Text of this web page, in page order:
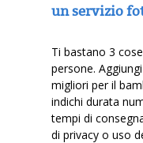
un servizio
Ti bastano 3
persone.
migliori per il
indichi durata
tempi di
di privacy o uso